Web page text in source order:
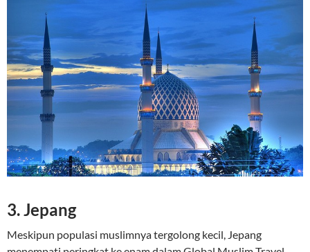
3. Jepang
Meskipun populasi muslimnya tergolong kecil, Jepang